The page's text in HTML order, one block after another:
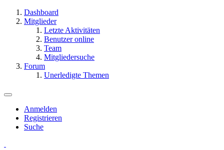
Dashboard
Mitglieder
Letzte Aktivitäten
Benutzer online
Team
Mitgliedersuche
Forum
Unerledigte Themen
Anmelden
Registrieren
Suche